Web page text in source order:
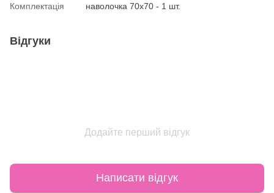
Комплектація
наволочка 70х70 - 1 шт.
Відгуки
Додайте перший відгук
Написати відгук